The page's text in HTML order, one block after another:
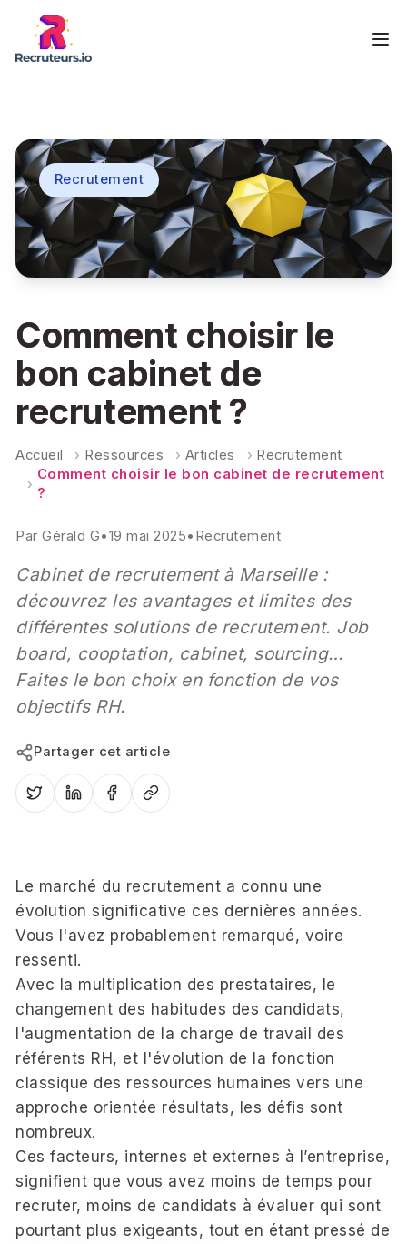
Recrutement
Comment choisir le
bon cabinet de
recrutement ?
Accueil › Ressources › Articles › Recrutement
›
Comment choisir le bon cabinet de recrutement
?
ParGérald G•19 mai 2025• Recrutement
Cabinet de recrutement à Marseille :
découvrez les avantages et limites des
différentes solutions de recrutement. Job
board, cooptation, cabinet, sourcing…
Faites le bon choix en fonction de vos
objectifs RH.
Partager cet article
Le marché du recrutement a connu une
évolution significative ces dernières années.
Vous l'avez probablement remarqué, voire
ressenti.
Avec la multiplication des prestataires, le
changement des habitudes des candidats,
l'augmentation de la charge de travail des
référents RH, et l'évolution de la fonction
classique des ressources humaines vers une
approche orientée résultats, les défis sont
nombreux.
Ces facteurs, internes et externes à l’entreprise,
signifient que vous avez moins de temps pour
recruter, moins de candidats à évaluer qui sont
pourtant plus exigeants, tout en étant pressé de